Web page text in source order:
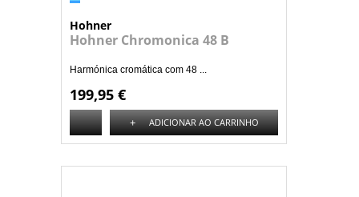
Hohner
Hohner Chromonica 48 B
Harmónica cromática com 48 ...
199,95 €
+ ADICIONAR AO CARRINHO